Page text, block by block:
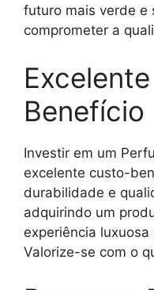
futuro mais verde e
comprometer a
Benefício
Investir em um
excelente custo-
durabilidade e
adquirindo um
experiência
Valorize-se com o